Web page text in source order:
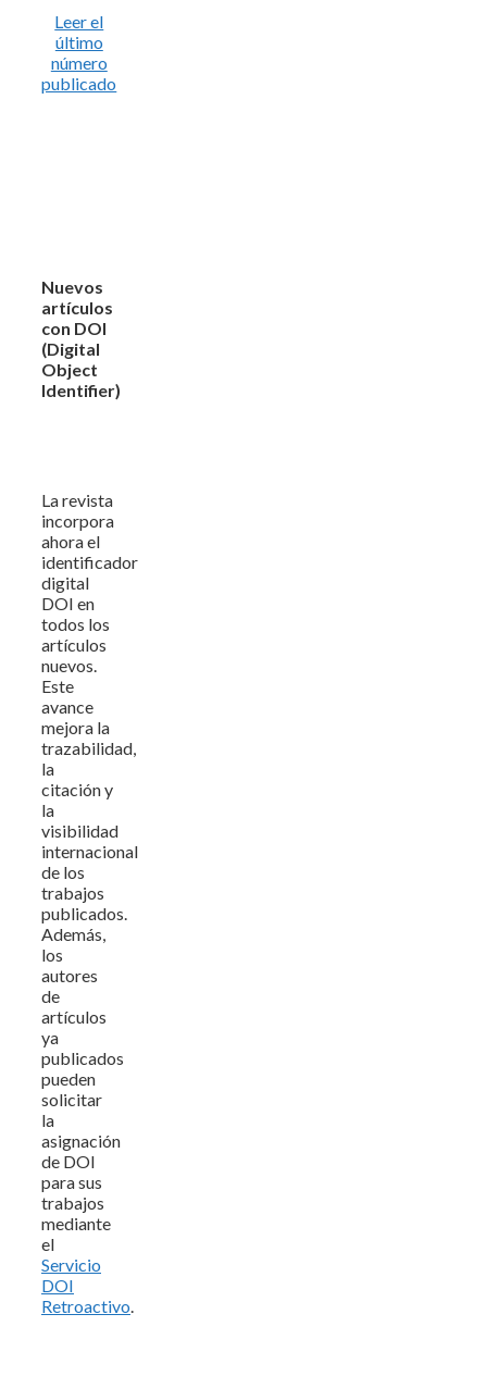
Leer el
último
número
publicado
Nuevos
artículos
con DOI
(Digital
Object
Identifier)
La revista
incorpora
ahora el
identificador
digital
DOI en
todos los
artículos
nuevos.
Este
avance
mejora la
trazabilidad,
la
citación y
la
visibilidad
internacional
de los
trabajos
publicados.
Además,
los
autores
de
artículos
ya
publicados
pueden
solicitar
la
asignación
de DOI
para sus
trabajos
mediante
el
Servicio
DOI
Retroactivo.